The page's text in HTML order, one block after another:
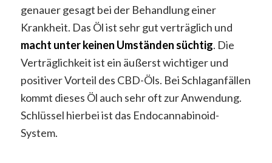
genauer gesagt bei der Behandlung einer
Krankheit. Das Öl ist sehr gut verträglich und
macht unter keinen Umständen süchtig. Die
Verträglichkeit ist ein äußerst wichtiger und
positiver Vorteil des CBD-Öls. Bei Schlaganfällen
kommt dieses Öl auch sehr oft zur Anwendung.
Schlüssel hierbei ist das Endocannabinoid-
System.